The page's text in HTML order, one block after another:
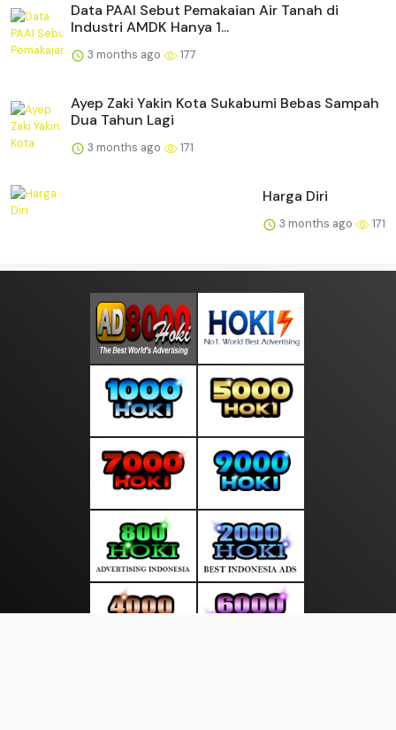
Data PAAI Sebut Pemakaian Air Tanah di
Industri AMDK Hanya 1...
3 months ago 177
Ayep Zaki Yakin Kota Sukabumi Bebas Sampah
Dua Tahun Lagi
3 months ago 171
Harga Diri
3 months ago 171